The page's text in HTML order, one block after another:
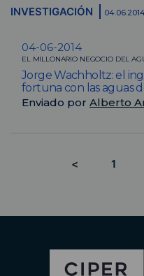
INVESTIGACIÓN
04-06-2014
EL MILLONARIO NEGOCIO DEL
Jorge Wachholtz: el
fortuna con las aguas
Enviado por Alberto
< 1